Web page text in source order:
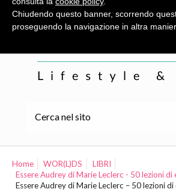
WOR(L)DS
Home WOR(L)DS
LIBRI
Essere Audrey di Marie Leclerc - 50 lezioni di
Essere Audrey di Marie Leclerc – 50 lezioni di
Chiudendo questo banner, scorrendo
proseguendo la navigazione in altra